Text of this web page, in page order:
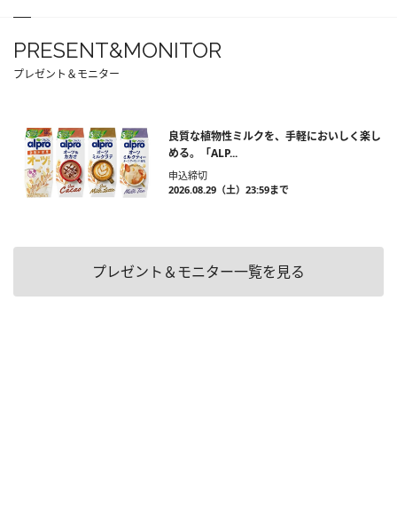
PRESENT&MONITOR
プレゼント＆モニター
良質な植物性ミルクを、手軽においしく楽し
める。「ALP...
申込締切
2026.08.29（土）23:59まで
プレゼント＆モニター一覧を見る